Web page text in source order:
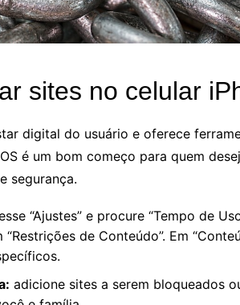
sites no celular
digital do usuário e oferece
é um bom começo para quem
segurança.
“Ajustes” e procure “Tempo de
“Restrições de Conteúdo”. Em
adicione sites a serem bloqueados